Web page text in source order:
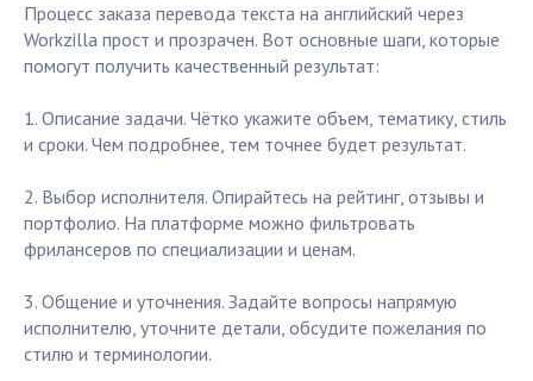
Процесс заказа перевода текста на английский через
Workzilla прост и прозрачен. Вот основные шаги, которые
помогут получить качественный результат:
1. Описание задачи. Чётко укажите объем, тематику, стиль
и сроки. Чем подробнее, тем точнее будет результат.
2. Выбор исполнителя. Опирайтесь на рейтинг, отзывы и
портфолио. На платформе можно фильтровать
фрилансеров по специализации и ценам.
3. Общение и уточнения. Задайте вопросы напрямую
исполнителю, уточните детали, обсудите пожелания по
стилю и терминологии.